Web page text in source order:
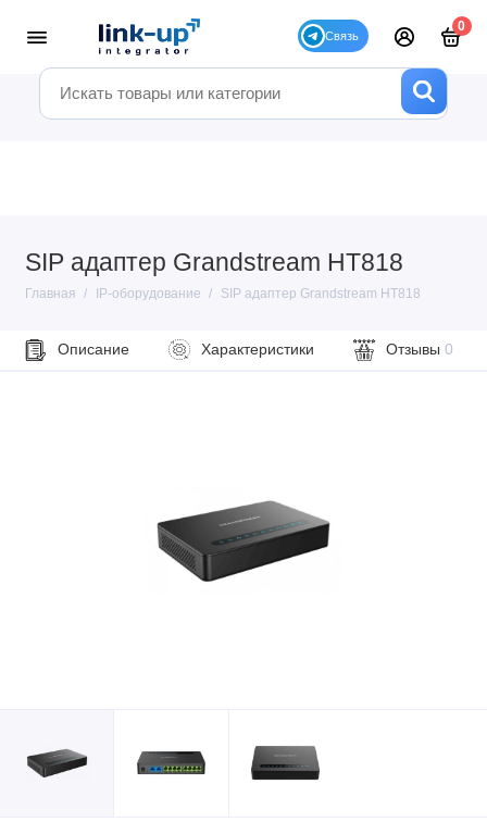
0
SIP адаптер Grandstream HT818
Главная IP-оборудование SIP адаптер Grandstream HT818
Описание Характеристики Отзывы 0